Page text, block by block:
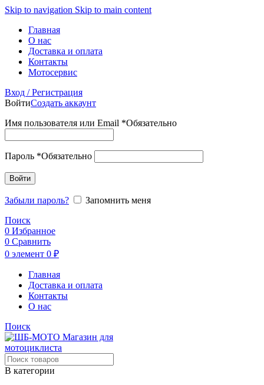
Skip to navigation Skip to main content
Главная
О нас
Доставка и оплата
Контакты
Мотосервис
Вход / Регистрация
ВойтиСоздать аккаунт
Имя пользователя или Email *Обязательно
Пароль *Обязательно
Войти
Забыли пароль?
Запомнить меня
Поиск
0 Избранное
0 Сравнить
0 элемент 0 ₽
Главная
Доставка и оплата
Контакты
О нас
Поиск
В категории